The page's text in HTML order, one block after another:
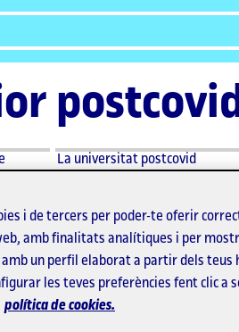
La universitat postcovid
de la
i de tercers per poder-te oferir
amb finalitats analítiques i per
un perfil elaborat a partir dels teus
les teves preferències fent clic a
política de cookies.